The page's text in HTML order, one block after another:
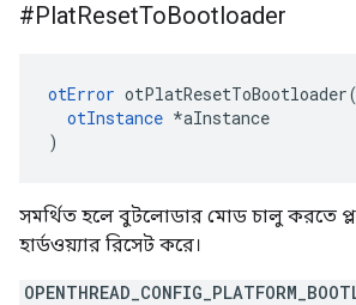
#PlatResetToBootloader
otError otPlatResetToBootloader(
otInstance *aInstance
)
সমর্থিত হলে বুটলোডার মোড চালু করতে
হার্ডওয়্যার রিসেট করে।